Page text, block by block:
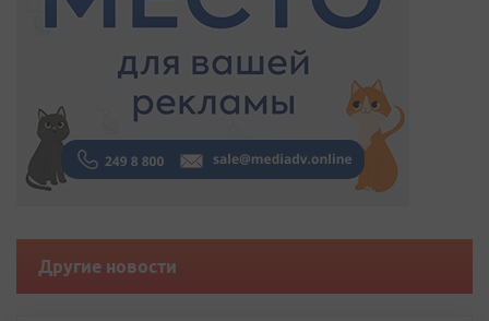
Другие новости